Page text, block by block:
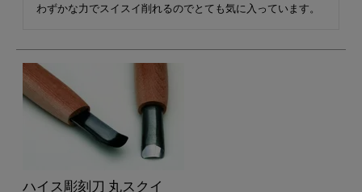
わずかな力でスイスイ削れるのでとても気に入っています。
ハイス彫刻刀 丸スクイ